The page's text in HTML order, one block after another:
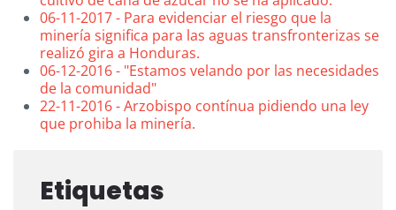
06-11-2017 - Para evidenciar el riesgo que la
minería significa para las aguas transfronterizas se
realizó gira a Honduras.
06-12-2016 - "Estamos velando por las necesidades
de la comunidad"
22-11-2016 - Arzobispo contínua pidiendo una ley
que prohiba la minería.
Etiquetas